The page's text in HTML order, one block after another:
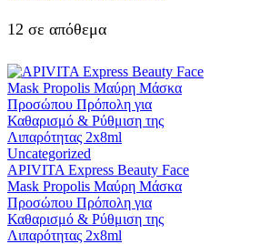
12 σε απόθεμα
Uncategorized
APIVITA Express Beauty Face
Mask Propolis Μαύρη Μάσκα
Προσώπου Πρόπολη για
Καθαρισμό & Ρύθμιση της
Λιπαρότητας 2x8ml